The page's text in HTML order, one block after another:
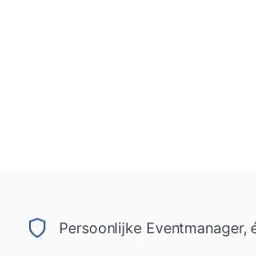
Persoonlijke Eventmanager,